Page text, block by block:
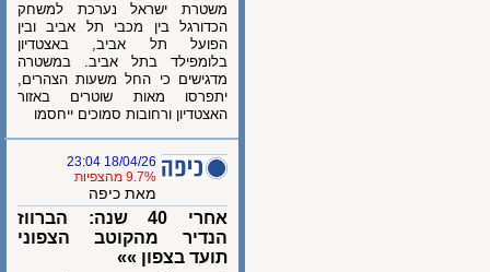
משטרת ישראל נערכת למשחק
הכדורגל בין מכבי תל אביב ובין
הפועל תל אביב, באצטדיון
בלומפילד בתל אביב. במשטרה
מדגישים כי החל משעות הצהרים,
יתפרסו מאות שוטרים באזור
האצטדיון ורחובות סמוכים ייחסמו
18/04/26 23:04
9.7% מהצפיות
מאת כיפה
אחרי 40 שנה: הברווז
הנדיר מהקוטב הצפוני
תועד בצפון »»